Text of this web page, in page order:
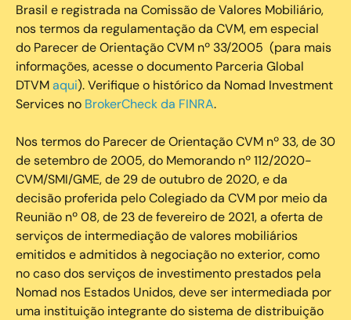
Brasil e registrada na Comissão de Valores Mobiliário,
nos termos da regulamentação da CVM, em especial
do Parecer de Orientação CVM nº 33/2005 (para mais
informações, acesse o documento Parceria Global
DTVMaqui). Verifique o histórico da Nomad Investment
Services no BrokerCheck da FINRA.
Nos termos do Parecer de Orientação CVM nº 33, de 30
de setembro de 2005, do Memorando nº 112/2020-
CVM/SMI/GME, de 29 de outubro de 2020, e da
decisão proferida pelo Colegiado da CVM por meio da
Reunião nº 08, de 23 de fevereiro de 2021, a oferta de
serviços de intermediação de valores mobiliários
emitidos e admitidos à negociação no exterior, como
no caso dos serviços de investimento prestados pela
Nomad nos Estados Unidos, deve ser intermediada por
uma instituição integrante do sistema de distribuição